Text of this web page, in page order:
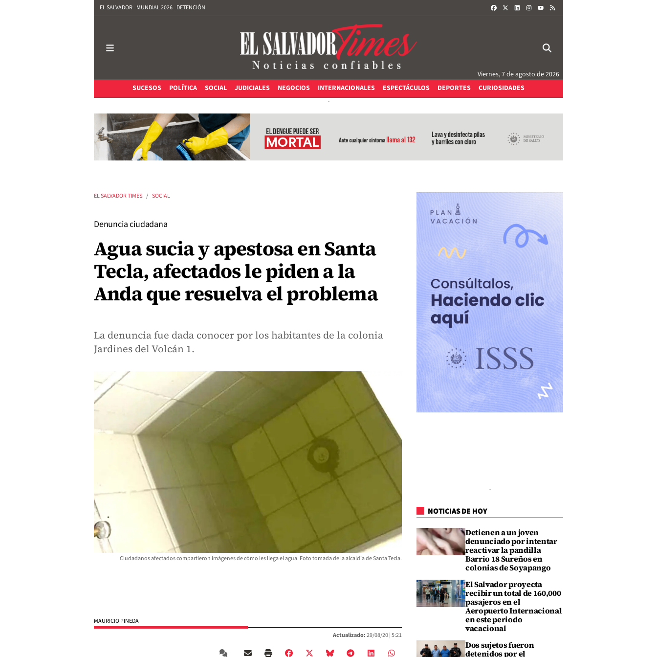
EL SALVADOR MUNDIAL 2026 DETENCIÓN FACEBOOKLINKEDININSTAGRAM
Viernes, 7 de agosto de 2026
SUCESOS
POLÍTICA SOCIAL JUDICIALES NEGOCIOS INTERNACIONALES ESPECTÁCULOS DEPORTES CURIOSIDADES
EL SALVADOR TIMES SOCIAL
Denuncia ciudadana
Agua sucia y apestosa en Santa
Tecla, afectados le piden a la
Anda que resuelva el problema
La denuncia fue dada conocer por los habitantes de la colonia
Jardines del Volcán 1.
Ciudadanos afectados compartieron imágenes de cómo les llega el agua. Foto tomada de la alcaldía de Santa Tecla.
MAURICIO PINEDA
Actualizado:29/08/20 |5:21
NOTICIAS DE HOY
Detienen a un joven
denunciado por intentar
reactivar la pandilla
Barrio 18 Sureños en
colonias de Soyapango
El Salvador proyecta
recibir un total de 160,000
pasajeros en el
Aeropuerto Internacional
en este periodo
vacacional
Dos sujetos fueron
detenidos por el